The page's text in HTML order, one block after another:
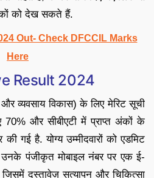
को देख सकते हैं.
Out- Check DFCCIL Marks
Here
Result 2024
व्यवसाय विकास) के लिए मेरिट सूची
70% और सीबीएटी में प्राप्त अंकों के
गई है. योग्य उम्मीदवारों को एडमिट
पंजीकृत मोबाइल नंबर पर एक ई-
दस्तावेज़ सत्यापन और चिकित्सा